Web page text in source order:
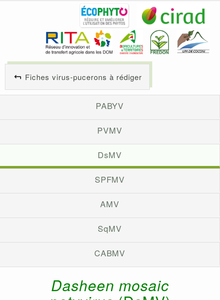
Fiches virus-pucerons à rédiger
PABYV
PVMV
DsMV
SPFMV
AMV
SqMV
CABMV
Dasheen mosaic